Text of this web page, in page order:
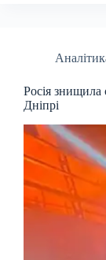
Росія знищила
Дніпрі